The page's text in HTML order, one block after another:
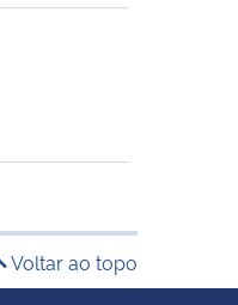
Voltar ao topo